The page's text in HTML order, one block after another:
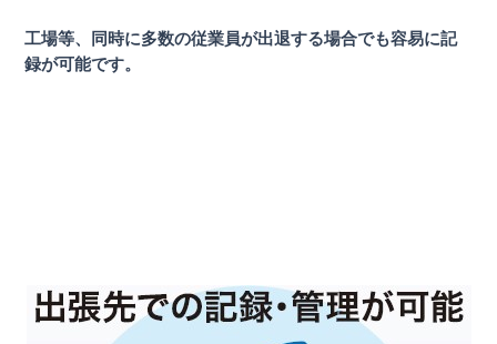
工場等、同時に多数の従業員が出退する場合でも容易に記
録が可能です。